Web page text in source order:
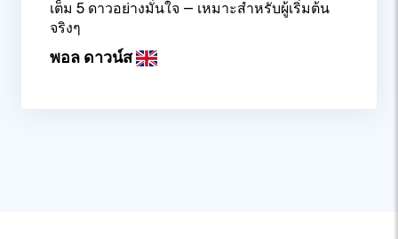
เต็ม 5 ดาวอย่างมั่นใจ — เหมาะสำหรับผู้เริ่มต้น
จริงๆ
พอล ดาวน์ส